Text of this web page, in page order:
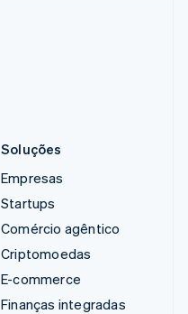
Soluções
Empresas
Startups
Comércio agêntico
Criptomoedas
E-commerce
Finanças integradas